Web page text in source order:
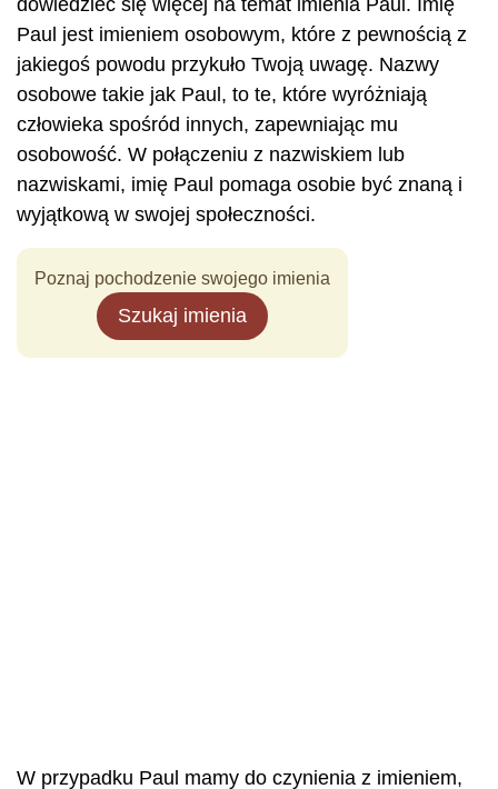
dowiedzieć się więcej na temat imienia Paul. Imię
Paul jest imieniem osobowym, które z pewnością z
jakiegoś powodu przykuło Twoją uwagę. Nazwy
osobowe takie jak Paul, to te, które wyróżniają
człowieka spośród innych, zapewniając mu
osobowość. W połączeniu z nazwiskiem lub
nazwiskami, imię Paul pomaga osobie być znaną i
wyjątkową w swojej społeczności.
Poznaj pochodzenie swojego imienia
Szukaj imienia
W przypadku Paul mamy do czynienia z imieniem,